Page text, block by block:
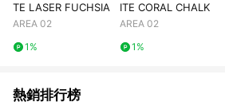
TE LASER FUCHSIA
AREA 02
1%
ITE CORAL CHALK
AREA 02
1%
熱銷排行榜